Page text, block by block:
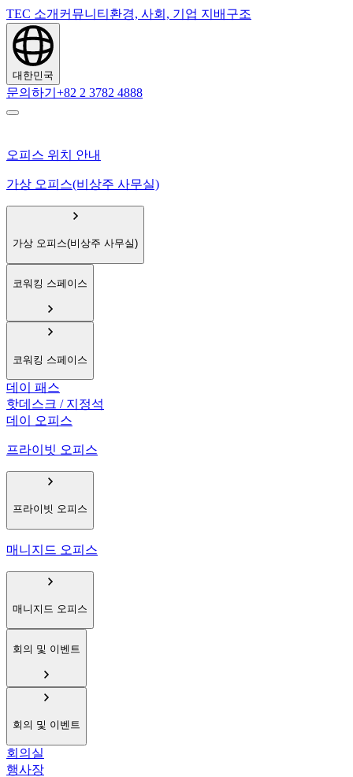
TEC 소개 커뮤니티 환경, 사회, 기업 지배구조
대한민국
문의하기 +82 2 3782 4888
오피스 위치 안내
가상 오피스(비상주 사무실)
가상 오피스(비상주 사무실)
코워킹 스페이스
코워킹 스페이스
데이 패스
핫데스크 / 지정석
데이 오피스
프라이빗 오피스
프라이빗 오피스
매니지드 오피스
매니지드 오피스
회의 및 이벤트
회의 및 이벤트
회의실
행사장